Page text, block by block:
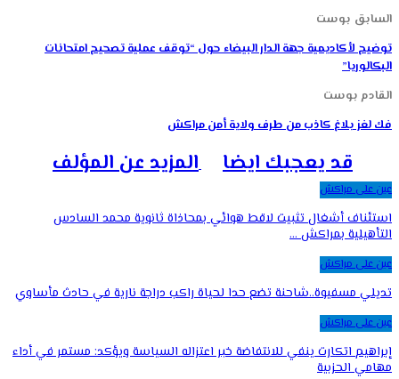
السابق بوست
توضيح لأكاديمية جهة الدار البيضاء حول “توقف عملية تصحيح امتحانات
البكالوريا”
القادم بوست
فك لغز بلاغ كاذب من طرف ولاية أمن مراكش
قد يعجبك ايضا المزيد عن المؤلف
عين على مراكش
استئناف أشغال تثبيت لاقط هوائي بمحاذاة ثانوية محمد السادس
التأهيلية بمراكش …
عين على مراكش
تديلي مسفيوة..شاحنة تضع حدا لحياة راكب دراجة نارية في حادث مأساوي
عين على مراكش
إبراهيم اتكارت ينفي للانتفاضة خبر اعتزاله السياسة ويؤكد: مستمر في أداء
مهامي الحزبية